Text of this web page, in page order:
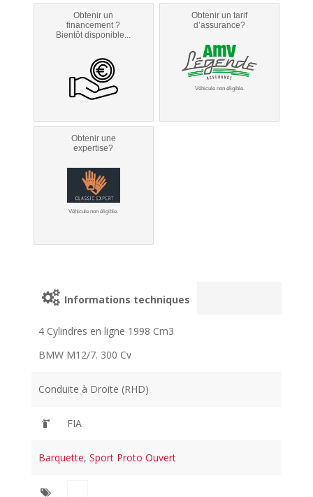
Obtenir un
financement ?
Bientôt disponible...
Obtenir un tarif
d’assurance?
Véhicule non éligible.
Obtenir une
expertise?
Véhicule non éligible.
Informations techniques
4 Cylindres en ligne 1998 Cm3
BMW M12/7. 300 Cv
Conduite à Droite (RHD)
FIA
Barquette,Sport Proto Ouvert